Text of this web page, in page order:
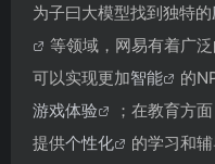
为子曰大模型找到独特的
等领域，网易有着广
可以实现更加智能
的
游戏体验
；在教育方
提供个性化
的学习和